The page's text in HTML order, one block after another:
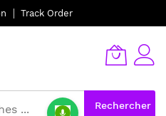
Track Order
Rechercher